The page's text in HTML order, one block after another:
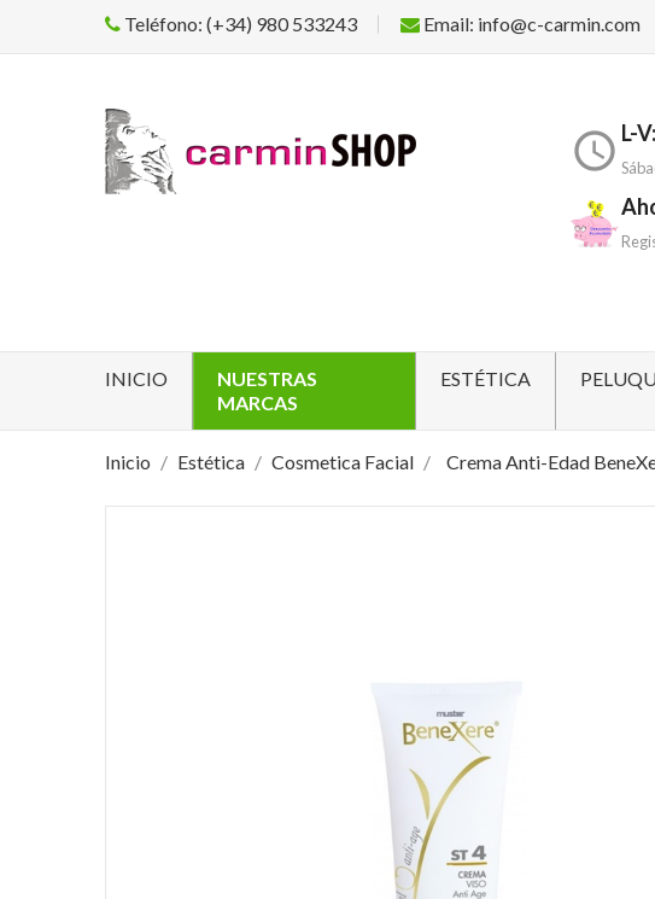
Teléfono: (+34) 980 533243 Email: info@c-carmin.com
access_time L-
INICIO
NUESTRAS
MARCAS
ESTÉTICA
Inicio Estética Cosmetica Facial Crema Anti-Edad